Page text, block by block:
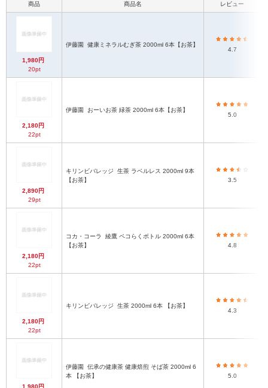
商品 商品名 レビュー
1,980円
20pt
伊藤園 健康ミネラルむぎ茶 2000ml 6本【お茶】
4.7
2,180円
22pt
伊藤園 おーいお茶 緑茶 2000ml 6本【お茶】
5.0
2,890円
29pt
キリンビバレッジ
【お茶】
3.5
2,180円
22pt
コカ・コーラ
【お茶】
4.8
2,180円
22pt
キリンビバレッジ 生茶 2000ml 6本 【お茶】
4.3
1,980円
伊藤園
本 【お茶】
5.0